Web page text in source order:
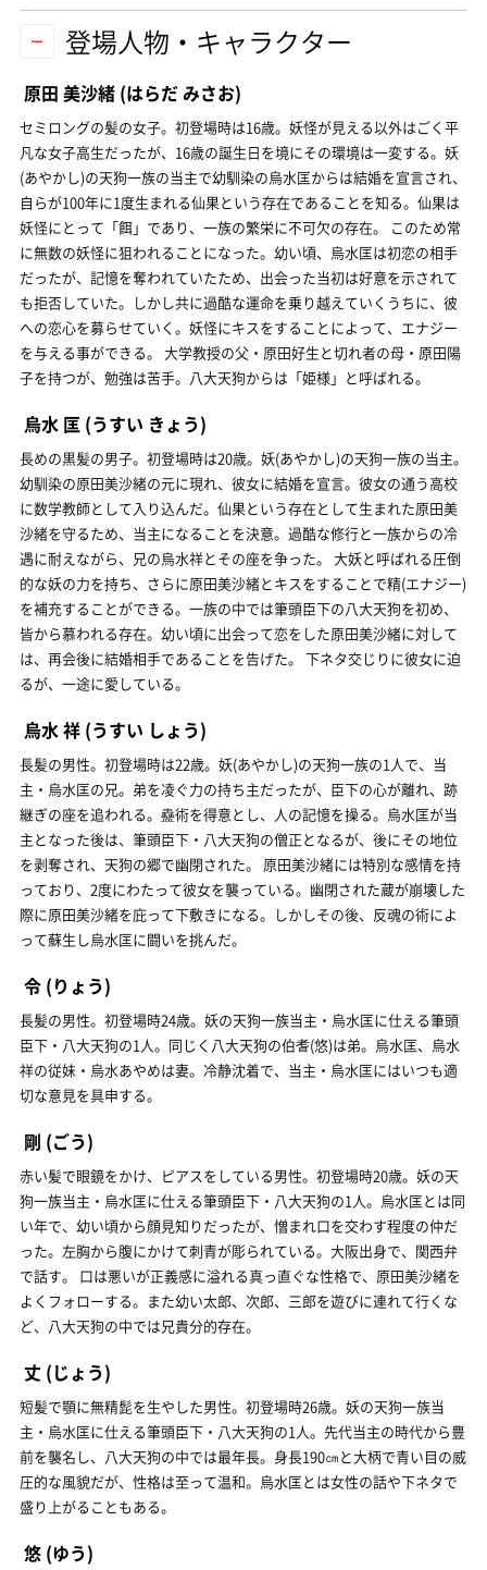
登場人物・キャラクター
原田 美沙緒 (はらだ みさお)
セミロングの髪の女子。初登場時は16歳。妖怪が見える以外はごく平
凡な女子高生だったが、16歳の誕生日を境にその環境は一変する。妖
(あやかし)の天狗一族の当主で幼馴染の烏水匡からは結婚を宣言され、
自らが100年に1度生まれる仙果という存在であることを知る。仙果は
妖怪にとって「餌」であり、一族の繁栄に不可欠の存在。 このため常
に無数の妖怪に狙われることになった。幼い頃、烏水匡は初恋の相手
だったが、記憶を奪われていたため、出会った当初は好意を示されて
も拒否していた。しかし共に過酷な運命を乗り越えていくうちに、彼
への恋心を募らせていく。妖怪にキスをすることによって、エナジー
を与える事ができる。 大学教授の父・原田好生と切れ者の母・原田陽
子を持つが、勉強は苦手。八大天狗からは「姫様」と呼ばれる。
烏水 匡 (うすい きょう)
長めの黒髪の男子。初登場時は20歳。妖(あやかし)の天狗一族の当主。
幼馴染の原田美沙緒の元に現れ、彼女に結婚を宣言。彼女の通う高校
に数学教師として入り込んだ。仙果という存在として生まれた原田美
沙緒を守るため、当主になることを決意。過酷な修行と一族からの冷
遇に耐えながら、兄の烏水祥とその座を争った。 大妖と呼ばれる圧倒
的な妖の力を持ち、さらに原田美沙緒とキスをすることで精(エナジー)
を補充することができる。一族の中では筆頭臣下の八大天狗を初め、
皆から慕われる存在。幼い頃に出会って恋をした原田美沙緒に対して
は、再会後に結婚相手であることを告げた。 下ネタ交じりに彼女に迫
るが、一途に愛している。
烏水 祥 (うすい しょう)
長髪の男性。初登場時は22歳。妖(あやかし)の天狗一族の1人で、当
主・烏水匡の兄。弟を凌ぐ力の持ち主だったが、臣下の心が離れ、跡
継ぎの座を追われる。蠱術を得意とし、人の記憶を操る。烏水匡が当
主となった後は、筆頭臣下・八大天狗の僧正となるが、後にその地位
を剥奪され、天狗の郷で幽閉された。 原田美沙緒には特別な感情を持
っており、2度にわたって彼女を襲っている。幽閉された蔵が崩壊した
際に原田美沙緒を庇って下敷きになる。しかしその後、反魂の術によ
って蘇生し烏水匡に闘いを挑んだ。
令 (りょう)
長髪の男性。初登場時24歳。妖の天狗一族当主・烏水匡に仕える筆頭
臣下・八大天狗の1人。同じく八大天狗の伯耆(悠)は弟。烏水匡、烏水
祥の従妹・烏水あやめは妻。冷静沈着で、当主・烏水匡にはいつも適
切な意見を具申する。
剛 (ごう)
赤い髪で眼鏡をかけ、ピアスをしている男性。初登場時20歳。妖の天
狗一族当主・烏水匡に仕える筆頭臣下・八大天狗の1人。烏水匡とは同
い年で、幼い頃から顔見知りだったが、憎まれ口を交わす程度の仲だ
った。左胸から腹にかけて刺青が彫られている。大阪出身で、関西弁
で話す。 口は悪いが正義感に溢れる真っ直ぐな性格で、原田美沙緒を
よくフォローする。また幼い太郎、次郎、三郎を遊びに連れて行くな
ど、八大天狗の中では兄貴分的存在。
丈 (じょう)
短髪で顎に無精髭を生やした男性。初登場時26歳。妖の天狗一族当
主・烏水匡に仕える筆頭臣下・八大天狗の1人。先代当主の時代から豊
前を襲名し、八大天狗の中では最年長。身長190㎝と大柄で青い目の威
圧的な風貌だが、性格は至って温和。烏水匡とは女性の話や下ネタで
盛り上がることもある。
悠 (ゆう)